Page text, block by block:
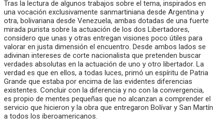
Tras la lectura de algunos trabajos sobre el tema, inspirados en
una vocación exclusivamente sanmartiniana desde Argentina y
otra, bolivariana desde Venezuela, ambas dotadas de una fuerte
mirada purista sobre la actuación de los dos Libertadores,
considero que unas y otras entregan visiones poco útiles para
valorar en justa dimensión el encuentro. Desde ambos lados se
adivinan intereses de corte nacionalista que pretenden buscar
verdades absolutas en la actuación de uno y otro libertador. La
verdad es que en ellos, a todas luces, primó un espíritu de Patria
Grande que estaba por encima de las evidentes diferencias
existentes. Concluir con la diferencia y no con la convergencia,
es propio de mentes pequeñas que no alcanzan a comprender el
servicio que hicieron y la obra que entregaron Bolívar y San Martín
a todos los iberoamericanos.